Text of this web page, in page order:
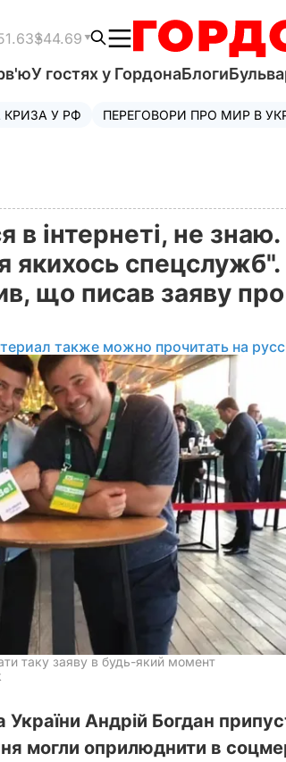
$44.69
У гостях у ГордонаБлоги
У РФ ПЕРЕГОВОРИ ПРО МИР В
в інтернеті, не знаю.
якихось спецслужб".
що писав заяву про
также можно прочитать на
таку заяву в будь-який момент
України Андрій Богдан
могли оприлюднити в